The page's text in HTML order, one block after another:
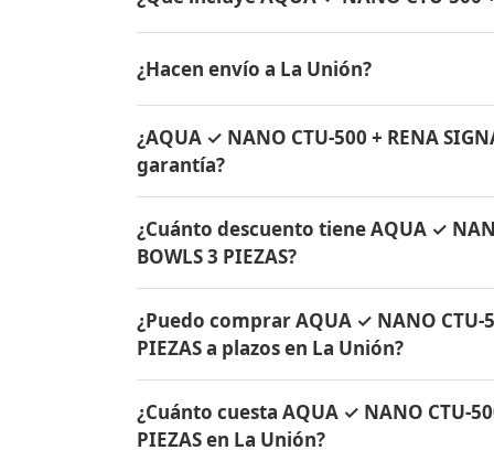
Ware + Bowls Rena Ware + Olla de 3.5
con garantía de por vida.
¿Hacen envío a La Unión?
a La Unión, Valle del Cauca y a todo
¿AQUA ✓ NANO CTU-500 + RENA
garantía?
3 PIEZAS tienen garantía de por vida
fabricados en acero inoxidable quirúrgico
¿Cuánto descuento tiene AQUA ✓
BOWLS 3 PIEZAS?
Contáctame por WhatsApp para conocer
¿Puedo comprar AQUA ✓ NANO CTU-
PIEZAS a plazos en La Unión?
solo el 10% de inicial y pagar en cuotas
Colombia.
¿Cuánto cuesta AQUA ✓ NANO CTU-
PIEZAS en La Unión?